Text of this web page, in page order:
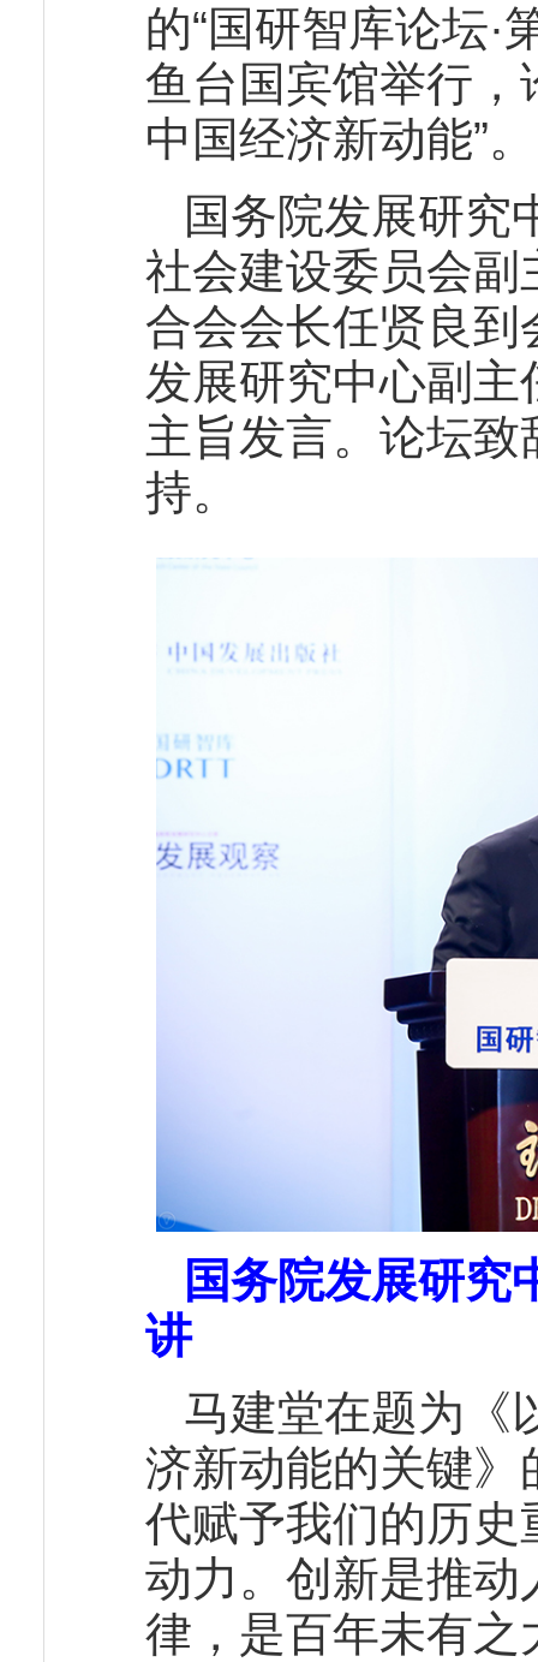
的“国研智库论坛·
鱼台国宾馆举行，
中国经济新动能”。
国务院发展研究
社会建设委员会
合会会长任贤良
发展研究中心副
主旨发言。论坛
持。
国务院发展研究
讲
马建堂在题为《
济新动能的关键
代赋予我们的历
动力。创新是推
律，是百年未有